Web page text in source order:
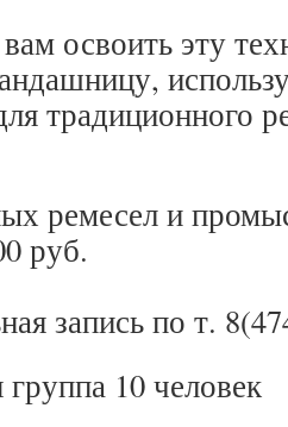
освоить эту
традиционного
ремесел и
руб.
запись по т.
10 человек